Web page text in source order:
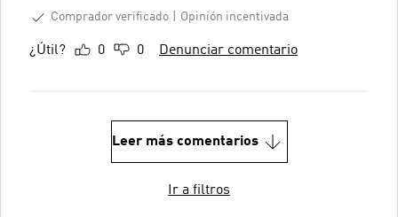
Comprador verificado
Opinión incentivada
¿Útil? 0 0 Denunciar comentario
Leer más comentarios
Ir a filtros